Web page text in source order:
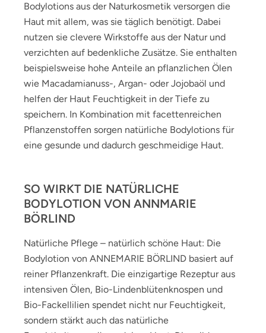
Bodylotions aus der Naturkosmetik versorgen die
Haut mit allem, was sie täglich benötigt. Dabei
nutzen sie clevere Wirkstoffe aus der Natur und
verzichten auf bedenkliche Zusätze. Sie enthalten
beispielsweise hohe Anteile an pflanzlichen Ölen
wie Macadamianuss-, Argan- oder Jojobaöl und
helfen der Haut Feuchtigkeit in der Tiefe zu
speichern. In Kombination mit facettenreichen
Pflanzenstoffen sorgen natürliche Bodylotions für
eine gesunde und dadurch geschmeidige Haut.
SO WIRKT DIE NATÜRLICHE
BODYLOTION VON ANNMARIE
BÖRLIND
Natürliche Pflege – natürlich schöne Haut: Die
Bodylotion von ANNEMARIE BÖRLIND basiert auf
reiner Pflanzenkraft. Die einzigartige Rezeptur aus
intensiven Ölen, Bio-Lindenblütenknospen und
Bio-Fackellilien spendet nicht nur Feuchtigkeit,
sondern stärkt auch das natürliche